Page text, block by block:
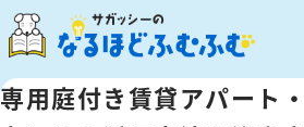
専用庭付き賃貸アパート